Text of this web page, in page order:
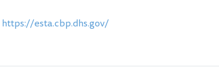
https://esta.cbp.dhs.gov/